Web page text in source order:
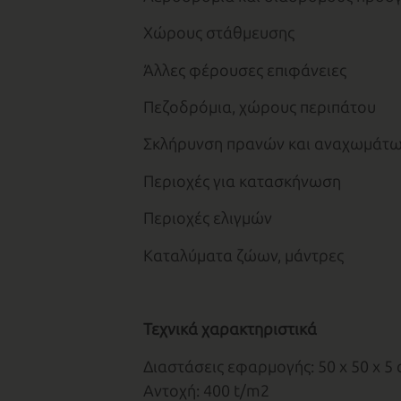
Χώρους στάθμευσης
Άλλες φέρουσες επιφάνειες
Πεζοδρόμια, χώρους περιπάτου
Σκλήρυνση πρανών και
Περιοχές για κατασκήνωση
Περιοχές ελιγμών
Καταλύματα ζώων, μάντρες
Τεχνικά χαρακτηριστικά
Διαστάσεις εφαρμογής: 50 x 50 x 5
Αντοχή: 400 t/m2